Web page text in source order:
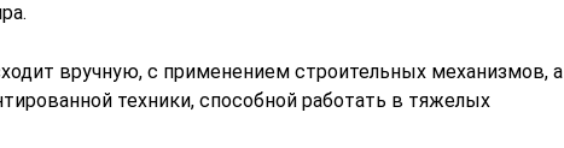
вручную, с применением строительных механизмов, а
техники, способной работать в тяжелых